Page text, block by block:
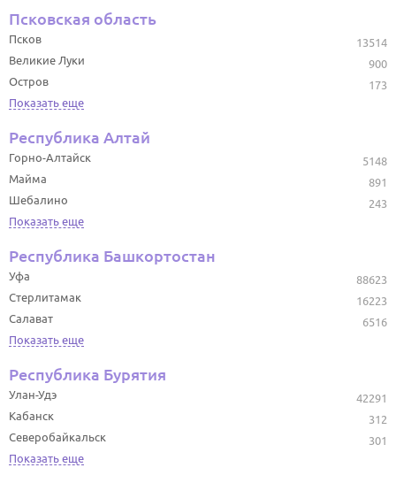
Псковская область
13514
Псков
900
Великие Луки
173
Остров
Показать еще
Республика Алтай
5148
Горно-Алтайск
891
Майма
243
Шебалино
Показать еще
Республика Башкортостан
88623
Уфа
16223
Стерлитамак
6516
Салават
Показать еще
Республика Бурятия
42291
Улан-Удэ
312
Кабанск
301
Северобайкальск
Показать еще